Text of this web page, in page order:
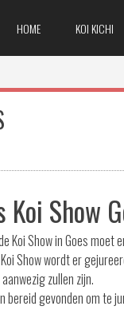
HOME KOI KICHI
Show
Koi Show in Goes
Show wordt er
zullen zijn.
bereid gevonden om te